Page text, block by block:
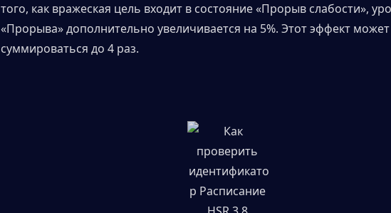
того, как вражеская цель входит в состояние «Прорыв слабости»,
«Прорыва» дополнительно увеличивается на 5%. Этот эффект может
суммироваться до 4 раз.